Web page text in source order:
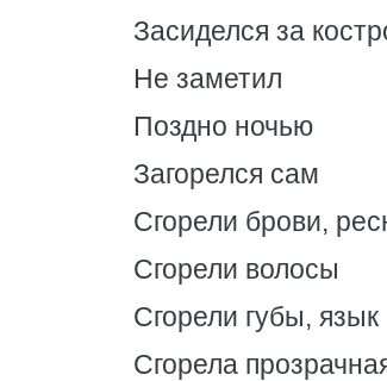
Засиделся за
Не заметил
Поздно ночью
Загорелся сам
Сгорели брови,
Сгорели волосы
Сгорели губы, язык
Сгорела